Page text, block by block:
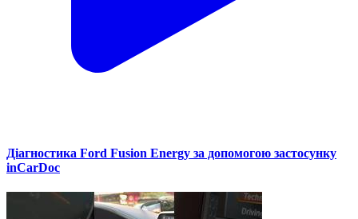
Діагностика Ford Fusion Energy за допомогою застосунку
inCarDoc